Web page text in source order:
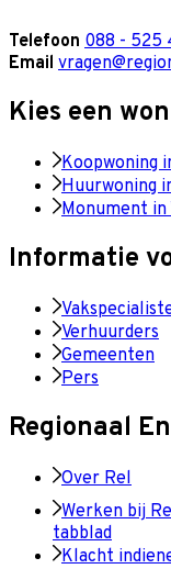
Telefoon 088 - 525
Email
Kies een
Koopwoning
Huurwoning
Monument in
Informatie
Verhuurders
Gemeenten
Pers
Regionaal
Over Rel
Werken bij
tabblad
Klacht